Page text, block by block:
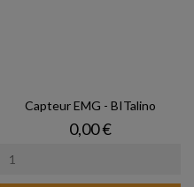
Capteur EMG - BITalino
Prix
0,00 €